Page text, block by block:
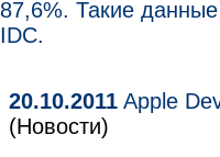
87,6%. Такие
IDC.
20.10.2011 Apple
(Новости)